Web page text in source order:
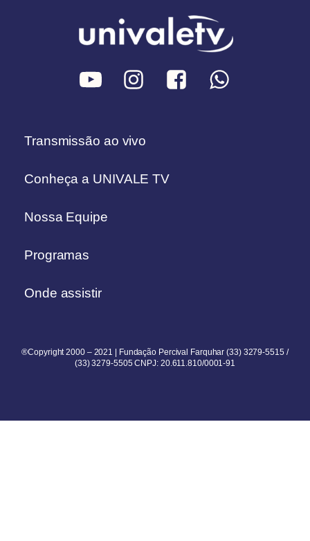
Transmissão ao vivo
Conheça a UNIVALE TV
Nossa Equipe
Programas
Onde assistir
®Copyright 2000 – 2021 | Fundação Percival Farquhar (33) 3279-5515 /
(33) 3279-5505 CNPJ: 20.611.810/0001-91